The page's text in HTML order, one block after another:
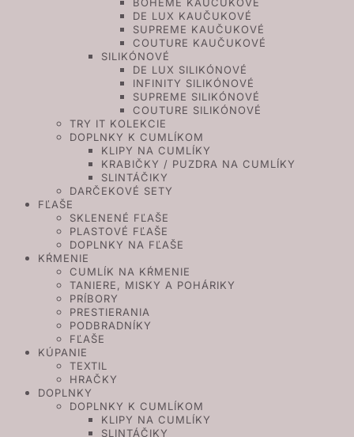
DE LUX KAUČUKOVÉ
SUPREME KAUČUKOVÉ
COUTURE KAUČUKOVÉ
SILIKÓNOVÉ
DE LUX SILIKÓNOVÉ
INFINITY SILIKÓNOVÉ
SUPREME SILIKÓNOVÉ
COUTURE SILIKÓNOVÉ
TRY IT KOLEKCIE
DOPLNKY K CUMLÍKOM
KLIPY NA CUMLÍKY
KRABIČKY / PUZDRA NA CUMLÍKY
SLINTÁČIKY
DARČEKOVÉ SETY
FĽAŠE
SKLENENÉ FĽAŠE
PLASTOVÉ FĽAŠE
DOPLNKY NA FĽAŠE
KŔMENIE
CUMLÍK NA KŔMENIE
TANIERE, MISKY A POHÁRIKY
PRÍBORY
PRESTIERANIA
PODBRADNÍKY
FĽAŠE
KÚPANIE
TEXTIL
HRAČKY
DOPLNKY
DOPLNKY K CUMLÍKOM
KLIPY NA CUMLÍKY
SLINTÁČIKY